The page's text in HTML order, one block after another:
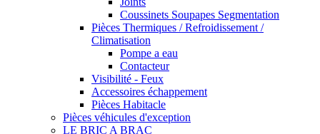
Coussinets Soupapes Segmentation
Pièces Thermiques / Refroidissement /
Climatisation
Pompe a eau
Contacteur
Visibilité - Feux
Accessoires échappement
Pièces Habitacle
Pièces véhicules d'exception
LE BRIC A BRAC